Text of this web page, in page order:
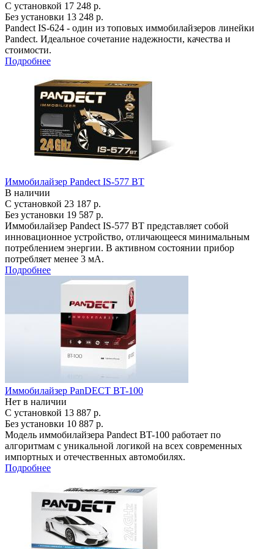
С установкой 17 248 р.
Без установки 13 248 р.
Pandect IS-624 - один из топовых иммобилайзеров линейки
Pandect. Идеальное сочетание надежности, качества и
стоимости.
Подробнее
Иммобилайзер Pandect IS-577 BT
В наличии
С установкой 23 187 р.
Без установки 19 587 р.
Иммобилайзер Pandect IS-577 BT представляет собой
инновационное устройство, отличающееся минимальным
потреблением энергии. В активном состоянии прибор
потребляет менее 3 мА.
Подробнее
Иммобилайзер PanDECT BT-100
Нет в наличии
С установкой 13 887 р.
Без установки 10 887 р.
Модель иммобилайзера Pandect BT-100 работает по
алгоритмам с уникальной логикой на всех современных
импортных и отечественных автомобилях.
Подробнее